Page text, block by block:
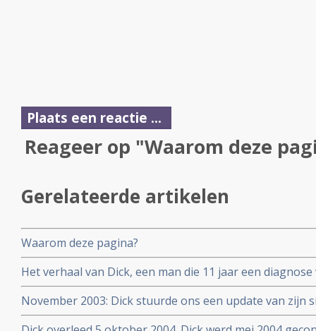
Plaats een reactie ...
Reageer op "Waarom deze
Gerelateerde artikelen
Waarom deze pagina?
Het verhaal van Dick, een man die 11 jaar een
melanoom met uitzaaiingen overleefde met hulp van
voedingsuppletie en een gezonde leefstijl. Dick
November 2003: Dick stuurde ons een update van zijn
jaar vrij van zijn melanomen en leeft een kwalitatief